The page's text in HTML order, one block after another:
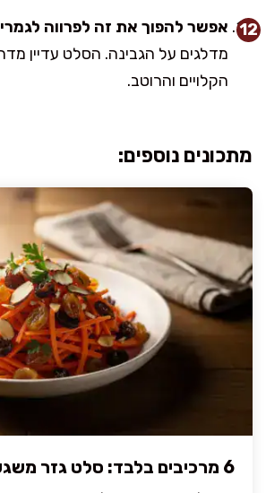
אפשר להפוך את זה לפרווה
מדלגים על הגבינה. הסלט עדיין
הקלויים והרוטב.
מתכונים נוספים:
6 מרכיבים בלבד: סלט גזר משגע עם צימוקים